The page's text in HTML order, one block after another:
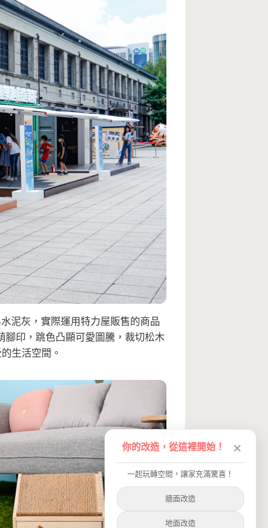
泥灰，實際運用特力屋販售的商品
腳印，跳色凸顯可愛圖騰，裁切松木
生活空間。
你的改造，從這裡開始！ ✕
一起玩轉空間，讓家充滿驚喜！
牆面改造
地面改造